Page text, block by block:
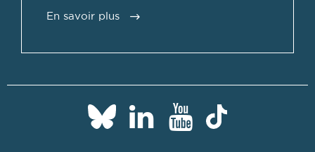
En savoir plus
Paris
Dauphine
Paris
Dauphine
Paris
Dauphine
Paris